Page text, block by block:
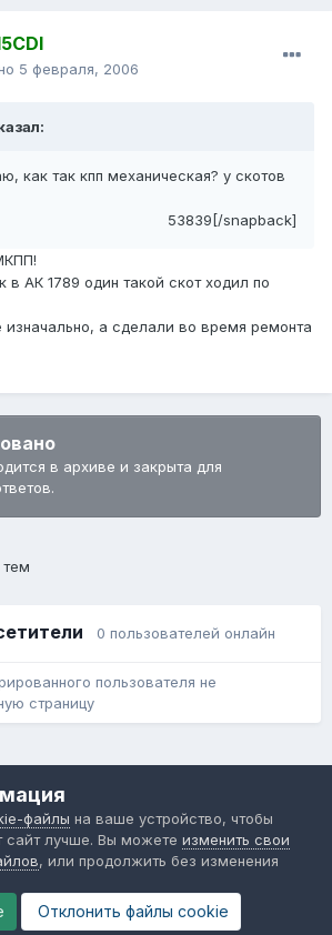
5 февраля, 2006
как так кпп механическая? у скотов
53839[/snapback]
в АК 1789 один такой скот ходил по
а сделали во время ремонта
в архиве и закрыта для
тем
0 пользователей онлайн
пользователя не
страницу
общественного транспорта
by Invision Community
файлы на ваше устройство, чтобы
сайт лучше. Вы можете изменить свои
, или продолжить без изменения
Отклонить файлы сookie